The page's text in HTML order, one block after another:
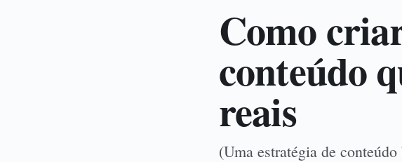
Como
conteúdo
reais
(Uma estratégia de